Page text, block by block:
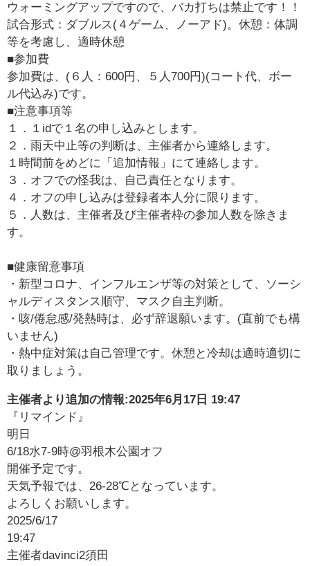
ウォーミングアップですので、バカ打ちは禁止です！！
試合形式：ダブルス(４ゲーム、ノーアド)。休憩：体調
等を考慮し、適時休憩
■参加費
参加費は、(６人：600円、５人700円)(コート代、ボー
ル代込み)です。
■注意事項等
１．１idで１名の申し込みとします。
２．雨天中止等の判断は、主催者から連絡します。
１時間前をめどに「追加情報」にて連絡します。
３．オフでの怪我は、自己責任となります。
４．オフの申し込みは登録者本人分に限ります。
５．人数は、主催者及び主催者枠の参加人数を除きま
す。
■健康留意事項
・新型コロナ、インフルエンザ等の対策として、ソーシ
ャルディスタンス順守、マスク自主判断。
・咳/倦怠感/発熱時は、必ず辞退願います。(直前でも構
いません)
・熱中症対策は自己管理です。休憩と冷却は適時適切に
取りましょう。
主催者より追加の情報:2025年6月17日 19:47
『リマインド』
明日
6/18水7-9時@羽根木公園オフ
開催予定です。
天気予報では、26-28℃となっています。
よろしくお願いします。
2025/6/17
19:47
主催者davinci2須田